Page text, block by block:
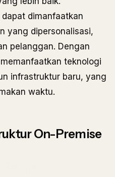
dimanfaatkan
yang dipersonalisasi,
pelanggan. Dengan
teknologi
infrastruktur baru, yang
waktu.
On-Premise